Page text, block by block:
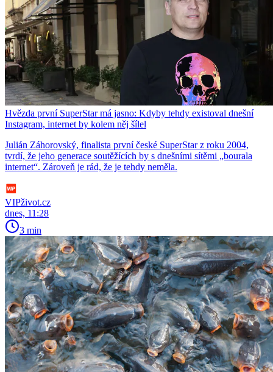
Hvězda první SuperStar má jasno: Kdyby tehdy existoval dnešní
Instagram, internet by kolem něj šílel
Julián Záhorovský, finalista první české SuperStar z roku 2004,
tvrdí, že jeho generace soutěžících by s dnešními sítěmi „bourala
internet“. Zároveň je rád, že je tehdy neměla.
VIPživot.cz
dnes, 11:28
3 min